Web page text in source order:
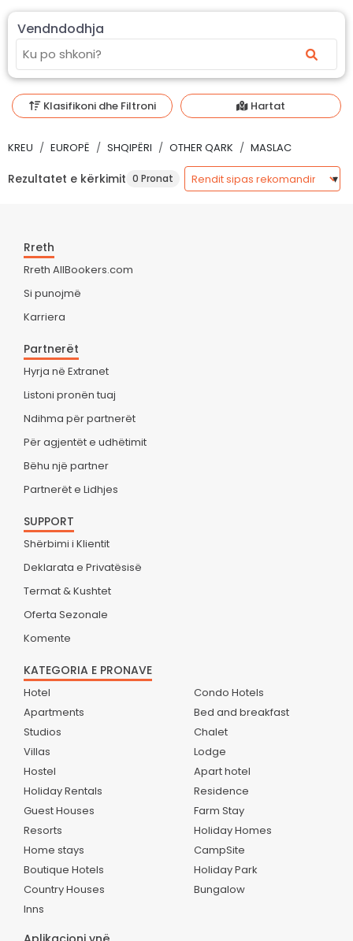
Vendndodhja
Klasifikoni dhe Filtroni Hartat
KREU EUROPË SHQIPËRI OTHER QARK MASLAC
Rezultatet e kërkimit 0 Pronat
Rreth
Rreth AllBookers.com
Si punojmë
Karriera
Partnerët
Hyrja në Extranet
Listoni pronën tuaj
Ndihma për partnerët
Për agjentët e udhëtimit
Bëhu një partner
Partnerët e Lidhjes
SUPPORT
Shërbimi i Klientit
Deklarata e Privatësisë
Termat & Kushtet
Oferta Sezonale
Komente
KATEGORIA E PRONAVE
Hotel
Apartments
Studios
Villas
Hostel
Holiday Rentals
Guest Houses
Resorts
Home stays
Boutique Hotels
Country Houses
Inns
Condo Hotels
Bed and breakfast
Chalet
Lodge
Apart hotel
Residence
Farm Stay
Holiday Homes
CampSite
Holiday Park
Bungalow